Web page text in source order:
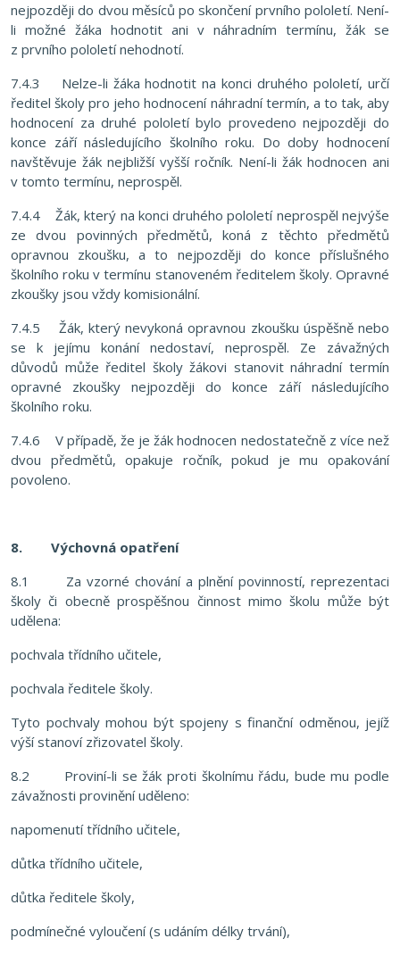
nejpozději do dvou měsíců po skončení prvního pololetí. Není-
li možné žáka hodnotit ani v náhradním termínu, žák se
z prvního pololetí nehodnotí.
7.4.3 Nelze-li žáka hodnotit na konci druhého pololetí, určí
ředitel školy pro jeho hodnocení náhradní termín, a to tak, aby
hodnocení za druhé pololetí bylo provedeno nejpozději do
konce září následujícího školního roku. Do doby hodnocení
navštěvuje žák nejbližší vyšší ročník. Není-li žák hodnocen ani
v tomto termínu, neprospěl.
7.4.4 Žák, který na konci druhého pololetí neprospěl nejvýše
ze dvou povinných předmětů, koná z těchto předmětů
opravnou zkoušku, a to nejpozději do konce příslušného
školního roku v termínu stanoveném ředitelem školy. Opravné
zkoušky jsou vždy komisionální.
7.4.5 Žák, který nevykoná opravnou zkoušku úspěšně nebo
se k jejímu konání nedostaví, neprospěl. Ze závažných
důvodů může ředitel školy žákovi stanovit náhradní termín
opravné zkoušky nejpozději do konce září následujícího
školního roku.
7.4.6 V případě, že je žák hodnocen nedostatečně z více než
dvou předmětů, opakuje ročník, pokud je mu opakování
povoleno.
8. Výchovná opatření
8.1 Za vzorné chování a plnění povinností, reprezentaci
školy či obecně prospěšnou činnost mimo školu může být
udělena:
pochvala třídního učitele,
pochvala ředitele školy.
Tyto pochvaly mohou být spojeny s finanční odměnou, jejíž
výší stanoví zřizovatel školy.
8.2 Proviní-li se žák proti školnímu řádu, bude mu podle
závažnosti provinění uděleno:
napomenutí třídního učitele,
důtka třídního učitele,
důtka ředitele školy,
podmínečné vyloučení (s udáním délky trvání),